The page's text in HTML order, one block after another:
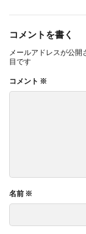
コメントを書く
メールアドレスが公開
目です
コメント ※
名前 ※